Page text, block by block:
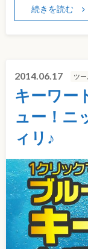
続きを読む
2014.06.17 ツ
キーワー
ュー！ニ
ィリ♪